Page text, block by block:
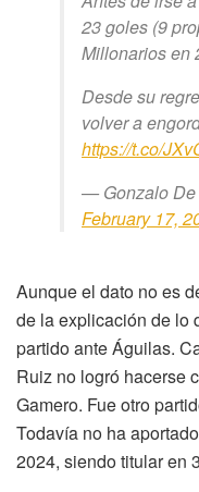
23 goles (9
Millonarios en
Desde su
volver a
https://t.co/
— Gonzalo De
February 17,
Aunque el dato no es
de la explicación de lo
partido ante Águilas.
Ruiz no logró hacerse
Gamero. Fue otro
Todavía no ha
2024, siendo titular en